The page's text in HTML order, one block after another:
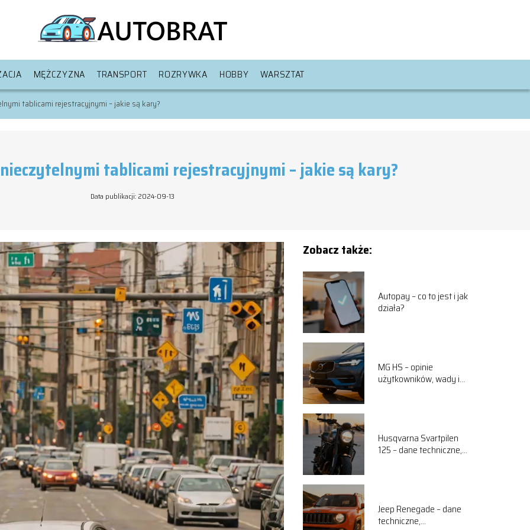
MĘŻCZYZNA TRANSPORT ROZRYWKA HOBBY WARSZTAT
tablicami rejestracyjnymi – jakie są kary?
tablicami rejestracyjnymi – jakie są kary?
Data publikacji: 2024-09-13
Zobacz także:
Autopay – co to jest i jak
działa?
MG HS – opinie
użytkowników, wady i
Husqvarna Svartpilen
125 – dane techniczne,
Jeep Renegade – dane
techniczne,